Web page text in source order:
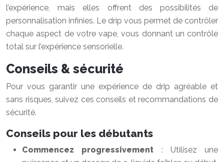
l’expérience, mais elles offrent des possibilités de
personnalisation infinies. Le drip vous permet de contrôler
chaque aspect de votre vape, vous donnant un contrôle
total sur l’expérience sensorielle.
Conseils & sécurité
Pour vous garantir une expérience de drip agréable et
sans risques, suivez ces conseils et recommandations de
sécurité.
Conseils pour les débutants
Commencez progressivement : Utilisez une